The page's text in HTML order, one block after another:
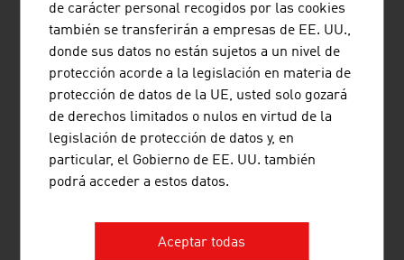
libro y los medios ven el presente y el futuro en una
mezcla de medios: el libro de texto táctil combinado con
contenido de aprendizaje digital.
listen
links
ENLACES
de carácter personal recogidos por las cookies
también se transferirán a empresas de EE. UU.,
donde sus datos no están sujetos a un nivel de
protección acorde a la legislación en materia de
protección de datos de la UE, usted solo gozará
de derechos limitados o nulos en virtud de la
legislación de protección de datos y, en
particular, el Gobierno de EE. UU. también
podrá acceder a estos datos.
Aceptar todas